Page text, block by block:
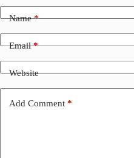
Name*
Email*
Website
Add Comment *